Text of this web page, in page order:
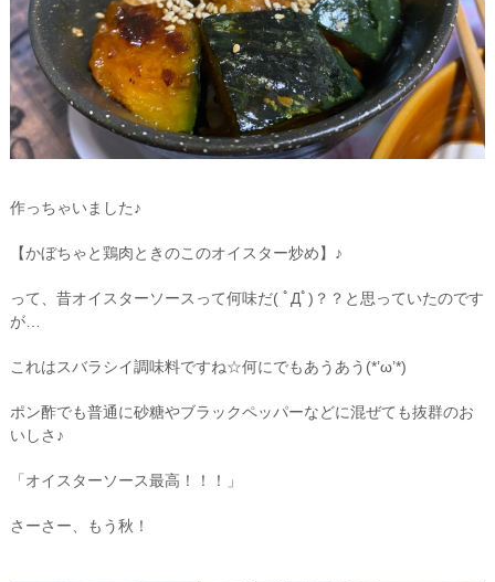
作っちゃいました♪
【かぼちゃと鶏肉ときのこのオイスター炒め】♪
って、昔オイスターソースって何味だ( ﾟДﾟ)？？と思っていたのです
が…
これはスバラシイ調味料ですね☆何にでもあうあう(*’ω’*)
ポン酢でも普通に砂糖やブラックペッパーなどに混ぜても抜群のお
いしさ♪
「オイスターソース最高！！！」
さーさー、もう秋！